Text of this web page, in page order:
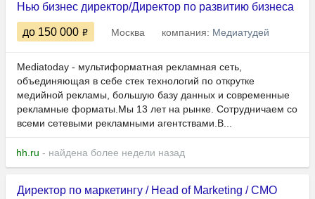
Нью бизнес директор/Директор по развитию бизнеса
до 150 000 Москва компания: Медиатудей
Mediatoday - мультиформатная рекламная сеть,
объединяющая в себе стек технологий по открутке
медийной рекламы, большую базу данных и современные
рекламные форматы.Мы 13 лет на рынке. Сотрудничаем со
всеми сетевыми рекламными агентствами.В...
hh.ru - найдена более недели назад
Директор по маркетингу / Head of Marketing / CMO